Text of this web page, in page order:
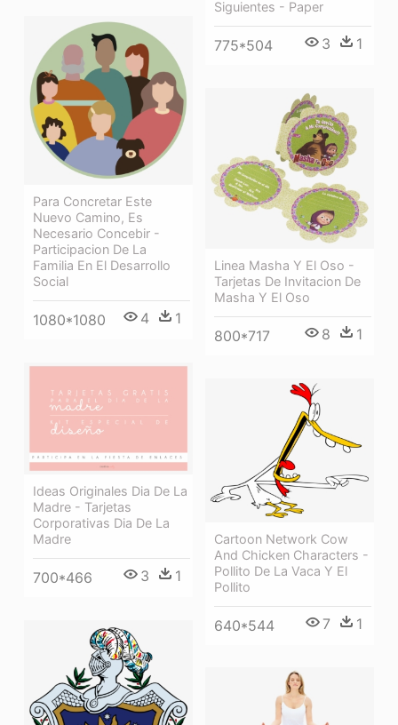
Siguientes - Paper
775*504 3 1
Para Concretar Este
Nuevo Camino, Es
Necesario Concebir -
Participacion De La
Familia En El Desarrollo
Social
1080*1080 4 1
Linea Masha Y El Oso -
Tarjetas De Invitacion De
Masha Y El Oso
800*717 8 1
Ideas Originales Dia De La
Madre - Tarjetas
Corporativas Dia De La
Madre
700*466 3 1
Cartoon Network Cow
And Chicken Characters -
Pollito De La Vaca Y El
Pollito
640*544 7 1